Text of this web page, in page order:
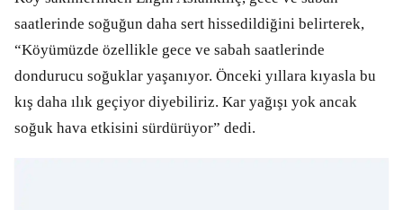
saatlerinde soğuğun daha sert hissedildiğini belirterek,
“Köyümüzde özellikle gece ve sabah saatlerinde
dondurucu soğuklar yaşanıyor. Önceki yıllara kıyasla bu
kış daha ılık geçiyor diyebiliriz. Kar yağışı yok ancak
soğuk hava etkisini sürdürüyor” dedi.